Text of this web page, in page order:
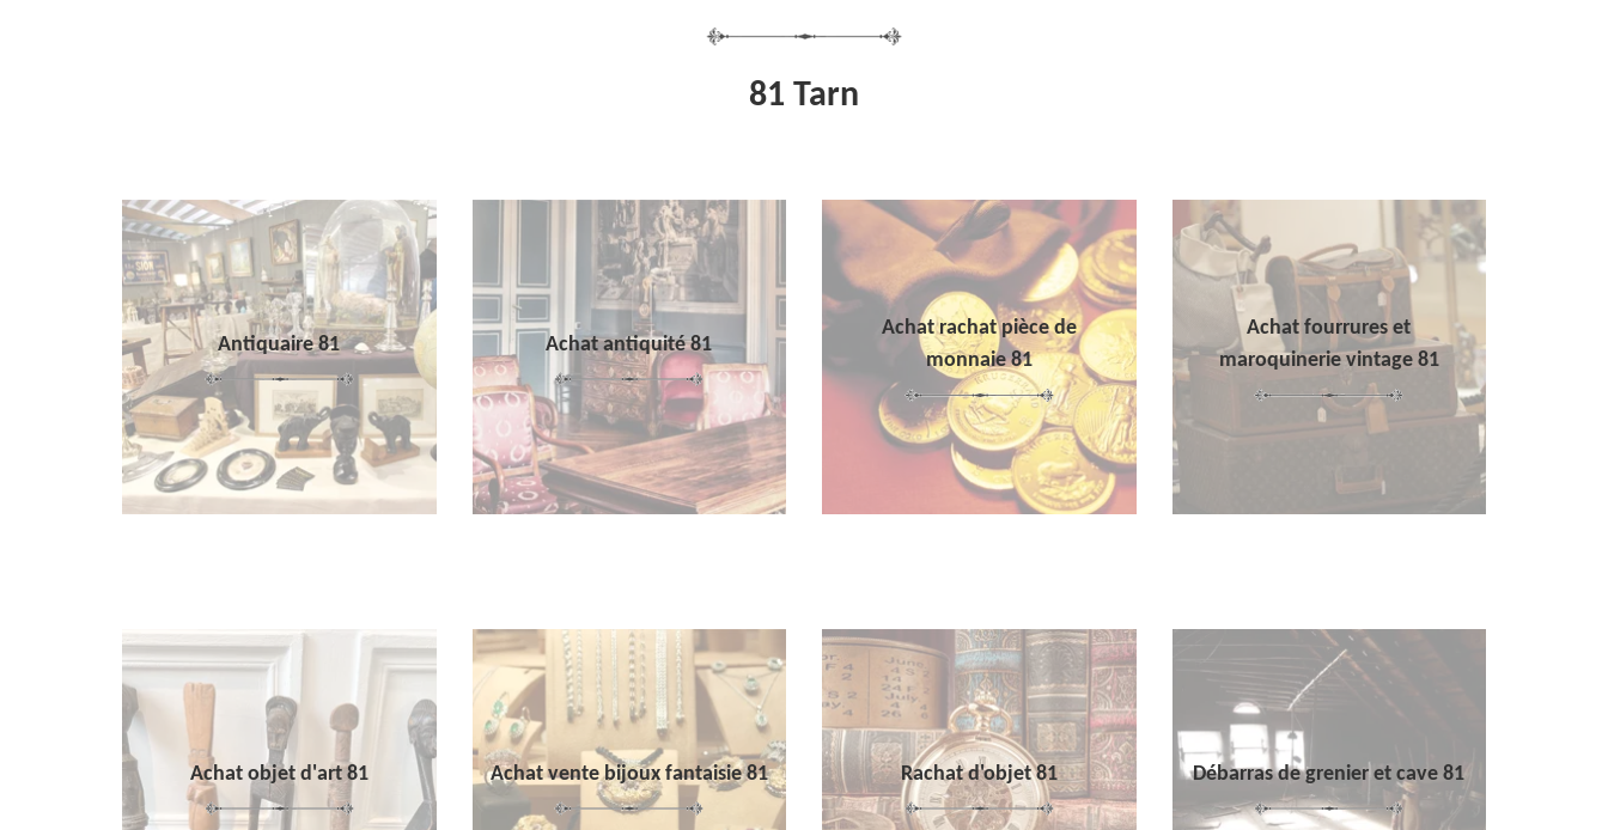
81 Tarn
Antiquaire 81 Achat antiquité 81
Achat rachat pièce de
monnaie 81
Achat fourrures et
maroquinerie vintage 81
Achat objet d'art 81 Achat vente bijoux fantaisie 81 Rachat d'objet 81 Débarras de grenier et cave 81